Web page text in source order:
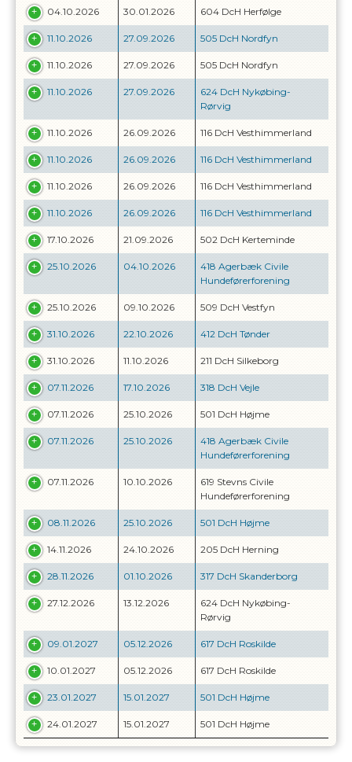
04.10.2026 30.01.2026 604 DcH Herfølge
11.10.2026 27.09.2026 505 DcH Nordfyn
11.10.2026 27.09.2026 505 DcH Nordfyn
11.10.2026 27.09.2026
624 DcH Nykøbing-
Rørvig
11.10.2026 26.09.2026 116 DcH Vesthimmerland
11.10.2026 26.09.2026 116 DcH Vesthimmerland
11.10.2026 26.09.2026 116 DcH Vesthimmerland
11.10.2026 26.09.2026 116 DcH Vesthimmerland
17.10.2026 21.09.2026 502 DcH Kerteminde
25.10.2026 04.10.2026
418 Agerbæk Civile
Hundeførerforening
25.10.2026 09.10.2026 509 DcH Vestfyn
31.10.2026 22.10.2026 412 DcH Tønder
31.10.2026 11.10.2026 211 DcH Silkeborg
07.11.2026 17.10.2026 318 DcH Vejle
07.11.2026 25.10.2026 501 DcH Højme
07.11.2026 25.10.2026
418 Agerbæk Civile
Hundeførerforening
07.11.2026 10.10.2026
619 Stevns Civile
Hundeførerforening
08.11.2026 25.10.2026 501 DcH Højme
14.11.2026 24.10.2026 205 DcH Herning
28.11.2026 01.10.2026 317 DcH Skanderborg
27.12.2026 13.12.2026
624 DcH Nykøbing-
Rørvig
09.01.2027 05.12.2026 617 DcH Roskilde
10.01.2027 05.12.2026 617 DcH Roskilde
23.01.2027 15.01.2027 501 DcH Højme
24.01.2027 15.01.2027 501 DcH Højme